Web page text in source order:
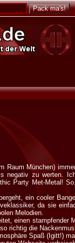
Raum München)
negativ zu werten.
Party Met-Metal! So,
ein cooler
da sie
Melodien.
einen stampfender
richtig die
Spaß (Igitt!)